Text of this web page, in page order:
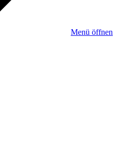
Menü öffnen